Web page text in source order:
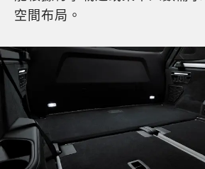
空間布局。